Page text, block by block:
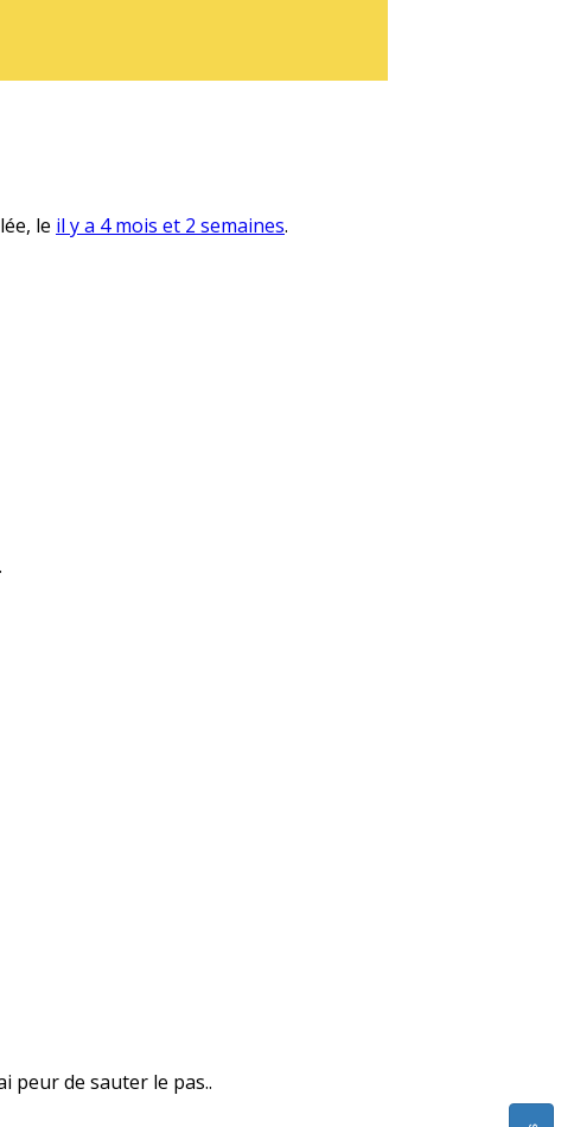
, le il y a 4 mois et 2 semaines.
peur de sauter le pas..